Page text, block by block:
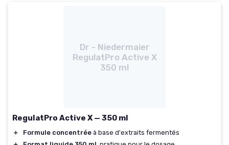
Dr - Niedermaier
RegulatPro Active X
350 ml
RegulatPro Active X — 350 ml
＋ Formule concentrée à base d'extraits fermentés